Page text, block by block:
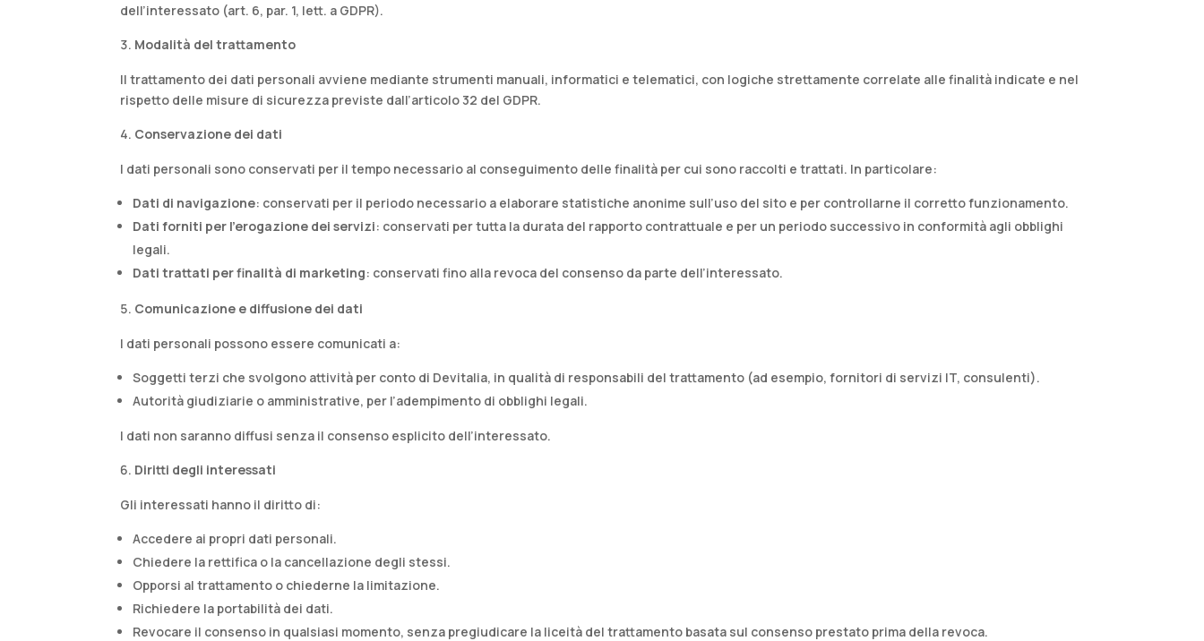
dell’interessato (art. 6, par. 1, lett. a GDPR).​
Modalità del trattamento
Il trattamento dei dati personali avviene mediante strumenti manuali, informatici e telematici, con logiche strettamente correlate alle finalità indicate e nel
rispetto delle misure di sicurezza previste dall’articolo 32 del GDPR.​
Conservazione dei dati
I dati personali sono conservati per il tempo necessario al conseguimento delle finalità per cui sono raccolti e trattati. In particolare:​
Dati di navigazione: conservati per il periodo necessario a elaborare statistiche anonime sull’uso del sito e per controllarne il corretto funzionamento.
Dati forniti per l’erogazione dei servizi: conservati per tutta la durata del rapporto contrattuale e per un periodo successivo in conformità agli obblighi
legali.​
Dati trattati per finalità di marketing: conservati fino alla revoca del consenso da parte dell’interessato.​
Comunicazione e diffusione dei dati
I dati personali possono essere comunicati a:​
Soggetti terzi che svolgono attività per conto di Devitalia, in qualità di responsabili del trattamento (ad esempio, fornitori di servizi IT, consulenti).​
Autorità giudiziarie o amministrative, per l’adempimento di obblighi legali.​
I dati non saranno diffusi senza il consenso esplicito dell’interessato.​
Diritti degli interessati
Gli interessati hanno il diritto di:​
Accedere ai propri dati personali.​
Chiedere la rettifica o la cancellazione degli stessi.​
Opporsi al trattamento o chiederne la limitazione.​
Richiedere la portabilità dei dati.​
Revocare il consenso in qualsiasi momento, senza pregiudicare la liceità del trattamento basata sul consenso prestato prima della revoca.​